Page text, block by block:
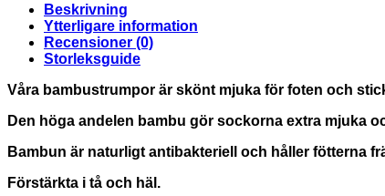
Beskrivning
Ytterligare information
Recensioner (0)
Storleksguide
Våra bambustrumpor är skönt mjuka för foten och
Den höga andelen bambu gör sockorna extra mjuka
Bambun är naturligt antibakteriell och håller fötterna
Förstärkta i tå och häl.